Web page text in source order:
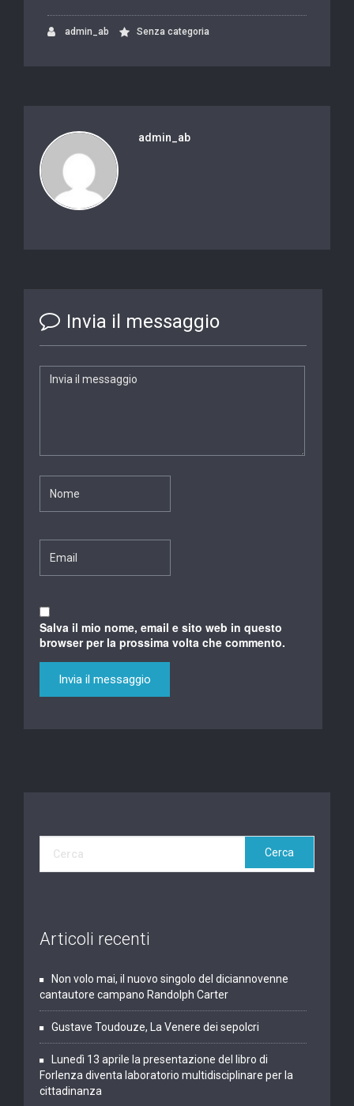
admin_ab Senza categoria
admin_ab
Invia il messaggio
Salva il mio nome, email e sito web in questo
browser per la prossima volta che commento.
Articoli recenti
Non volo mai, il nuovo singolo del diciannovenne
cantautore campano Randolph Carter
Gustave Toudouze, La Venere dei sepolcri
Lunedì 13 aprile la presentazione del libro di
Forlenza diventa laboratorio multidisciplinare per la
cittadinanza